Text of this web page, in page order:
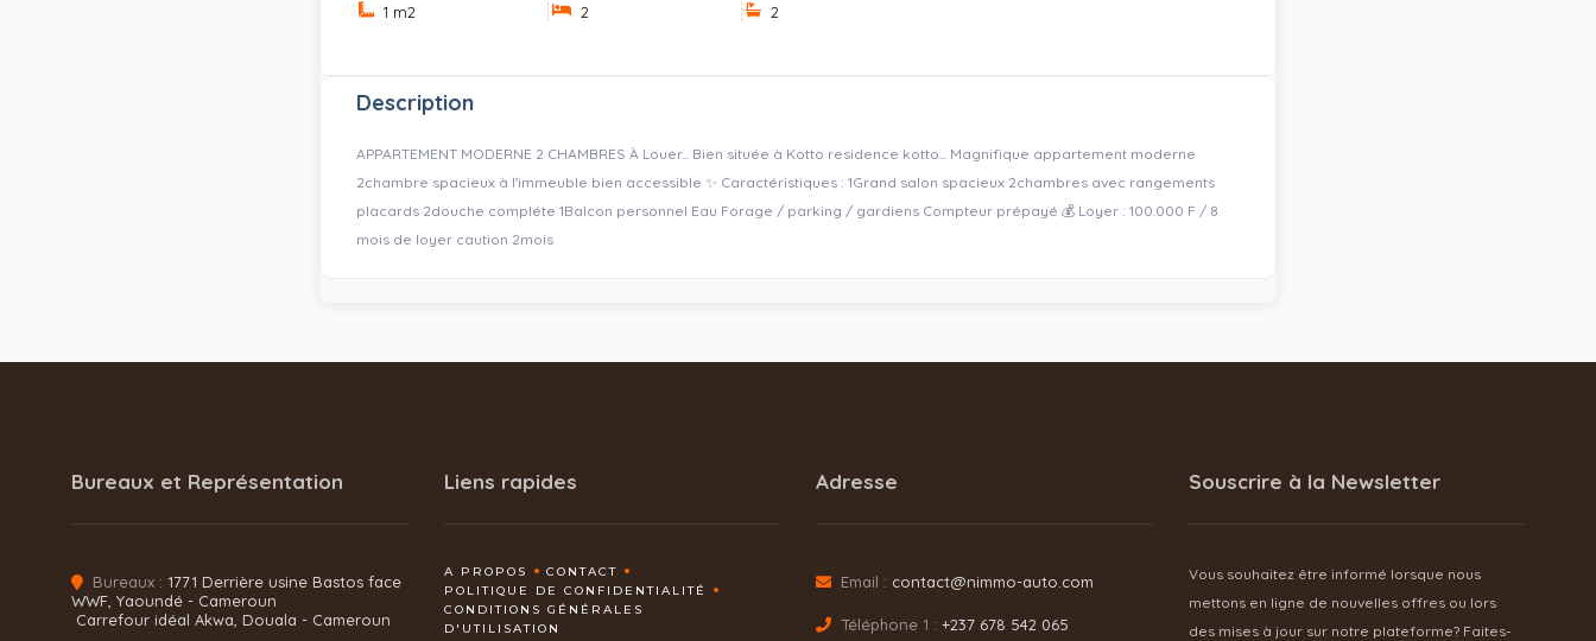
1 m2 2 2
Description
APPARTEMENT MODERNE 2 CHAMBRES À Louer... Bien située à Kotto residence kotto... Magnifique appartement moderne
2chambre spacieux à l'immeuble bien accessible ✨ Caractéristiques : 1Grand salon spacieux 2chambres avec rangements
placards 2douche compléte 1Balcon personnel Eau Forage / parking / gardiens Compteur prépayé 💰 Loyer : 100.000 F / 8
mois de loyer caution 2mois
Bureaux et Représentation
Bureaux : 1771 Derrière usine Bastos face
WWF, Yaoundé - Cameroun
Carrefour idéal Akwa, Douala - Cameroun
Liens rapides
A PROPOS
CONTACT
POLITIQUE DE CONFIDENTIALITÉ
CONDITIONS GÉNÉRALES
D'UTILISATION
Adresse
Email : contact@nimmo-auto.com
Téléphone 1 : +237 678 542 065
Souscrire à la Newsletter
Vous souhaitez être informé lorsque nous
mettons en ligne de nouvelles offres ou lors
des mises à jour sur notre plateforme? Faites-